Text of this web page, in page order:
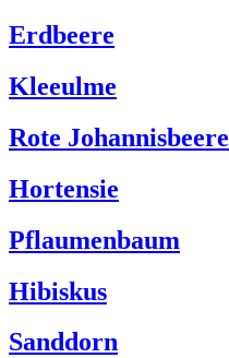
Erdbeere
Kleeulme
Rote Johannisbeere
Hortensie
Pflaumenbaum
Hibiskus
Sanddorn